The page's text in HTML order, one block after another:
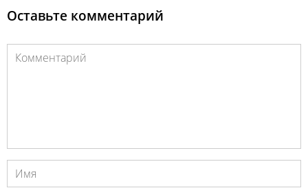
Оставьте комментарий